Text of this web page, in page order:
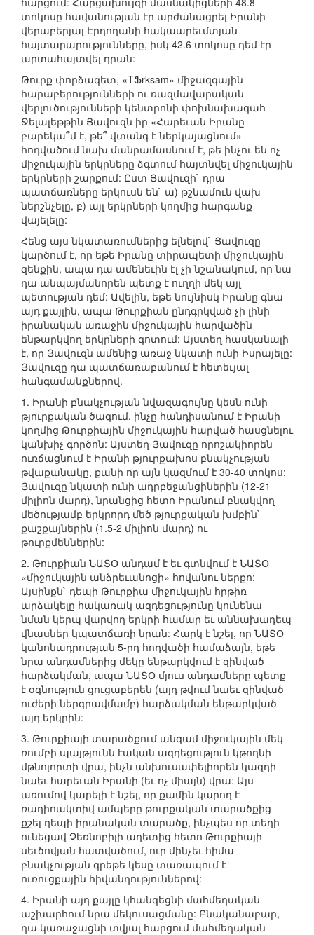
տոկոսը հավանության էր արժանացրել Իրանի
վերաբերյալ Էրդողանի հակաարեւմտյան
հայտարարությունները, իսկ 42.6 տոկոսը դեմ էր
արտահայտվել դրան:
Թուրք փորձագետ, «TՖrksam» միջազգային
հարաբերությունների ու ռազմավարական
վերլուծությունների կենտրոնի փոխնախագահ
Ջելալեթթին Յավուզն իր «Հարեւան Իրանը
բարեկա՞մ է, թե՞ վտանգ է ներկայացնում»
հոդվածում նախ մանրամասնում է, թե ինչու են ոչ
միջուկային երկրները ձգտում հայտնվել միջուկային
երկրների շարքում: Ըստ Յավուզի` դրա
պատճառները երկուսն են` ա) թշնամուն վախ
ներշնչելը, բ) այլ երկրների կողմից հարգանք
վայելելը:
Հենց այս նկատառումներից ելնելով` Յավուզը
կարծում է, որ եթե Իրանը տիրապետի միջուկային
զենքին, ապա դա ամենեւին էլ չի նշանակում, որ նա
դա անպայմանորեն պետք է ուղղի մեկ այլ
պետության դեմ: Ավելին, եթե նույնիսկ Իրանը գնա
այդ քայլին, ապա Թուրքիան ընդգրկված չի լինի
իրանական առաջին միջուկային հարվածին
ենթարկվող երկրների գոտում: Այստեղ հասկանալի
է, որ Յավուզն ամենից առաջ նկատի ունի Իսրայելը:
Յավուզը դա պատճառաբանում է հետեւյալ
հանգամանքներով.
1. Իրանի բնակչության նվազագույնը կեսն ունի
թյուրքական ծագում, ինչը հանդիսանում է Իրանի
կողմից Թուրքիային միջուկային հարված հասցնելու
կանխիչ գործոն: Այստեղ Յավուզը որոշակիորեն
ուռճացնում է Իրանի թյուրքախոս բնակչության
թվաքանակը, քանի որ այն կազմում է 30-40 տոկոս:
Յավուզը նկատի ունի ադրբեջանցիներին (12-21
միլիոն մարդ), նրանցից հետո Իրանում բնակվող
մեծությամբ երկրորդ մեծ թյուրքական խմբին`
քաշքայներին (1.5-2 միլիոն մարդ) ու
թուրքմեններին:
2. Թուրքիան ՆԱՏՕ անդամ է եւ գտնվում է ՆԱՏՕ
«միջուկային անձրեւանոցի» հովանու ներքո:
Այսինքն` դեպի Թուրքիա միջուկային հրթիռ
արձակելը հակառակ ազդեցությունը կունենա
նման կերպ վարվող երկրի համար եւ աննախադեպ
վնասներ կպատճառի նրան: Հարկ է նշել, որ ՆԱՏՕ
կանոնադրության 5-րդ հոդվածի համաձայն, եթե
նրա անդամներից մեկը ենթարկվում է զինված
հարձակման, ապա ՆԱՏՕ մյուս անդամները պետք
է օգնություն ցուցաբերեն (այդ թվում նաեւ զինված
ուժերի ներգրավմամբ) հարձակման ենթարկված
այդ երկրին:
3. Թուրքիայի տարածքում անգամ միջուկային մեկ
ռումբի պայթյունն էական ազդեցություն կթողնի
մթնոլորտի վրա, ինչն անխուսափելիորեն կազդի
նաեւ հարեւան Իրանի (եւ ոչ միայն) վրա: Այս
առումով կարելի է նշել, որ քամին կարող է
ռադիոակտիվ ամպերը թուրքական տարածքից
քշել դեպի իրանական տարածք, ինչպես որ տեղի
ունեցավ Չեռնոբիլի աղետից հետո Թուրքիայի
սեւծովյան հատվածում, ուր մինչեւ հիմա
բնակչության գրեթե կեսը տառապում է
ուռուցքային հիվանդություններով:
4. Իրանի այդ քայլը կհանգեցնի մահմեդական
աշխարհում նրա մեկուսացմանը: Բնականաբար,
դա կառաջացնի տվյալ հարցում մահմեդական